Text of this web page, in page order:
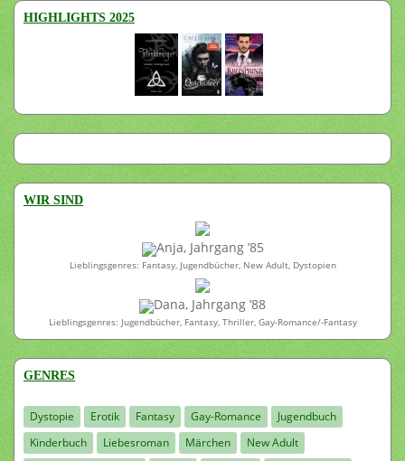
HIGHLIGHTS 2025
WIR SIND
Anja, Jahrgang ’85
Lieblingsgenres: Fantasy, Jugendbücher, New Adult, Dystopien
Dana, Jahrgang ’88
Lieblingsgenres: Jugendbücher, Fantasy, Thriller, Gay-Romance/-Fantasy
GENRES
Dystopie Erotik Fantasy Gay-Romance
Jugendbuch
Kinderbuch
Liebesroman Märchen
New Adult